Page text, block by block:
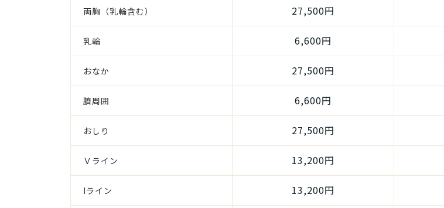
両胸（乳輪含む） 27,500円
乳輪 6,600円
おなか 27,500円
臍周囲 6,600円
おしり 27,500円
Ｖライン 13,200円
Iライン 13,200円